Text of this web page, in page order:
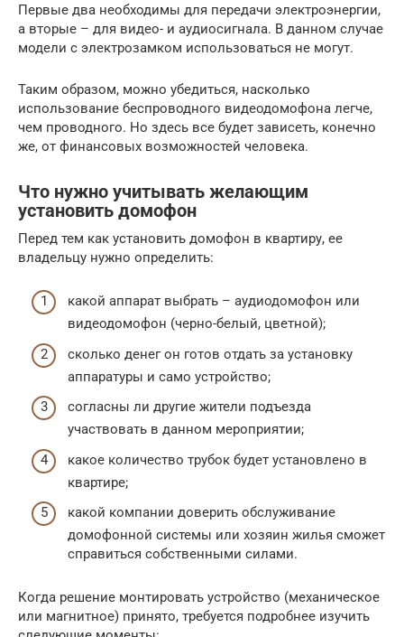
Первые два необходимы для передачи электроэнергии,
а вторые – для видео- и аудиосигнала. В данном случае
модели с электрозамком использоваться не могут.
Таким образом, можно убедиться, насколько
использование беспроводного видеодомофона легче,
чем проводного. Но здесь все будет зависеть, конечно
же, от финансовых возможностей человека.
Что нужно учитывать желающим
установить домофон
Перед тем как установить домофон в квартиру, ее
владельцу нужно определить:
какой аппарат выбрать – аудиодомофон или
видеодомофон (черно-белый, цветной);
сколько денег он готов отдать за установку
аппаратуры и само устройство;
согласны ли другие жители подъезда
участвовать в данном мероприятии;
какое количество трубок будет установлено в
квартире;
какой компании доверить обслуживание
домофонной системы или хозяин жилья сможет
справиться собственными силами.
Когда решение монтировать устройство (механическое
или магнитное) принято, требуется подробнее изучить